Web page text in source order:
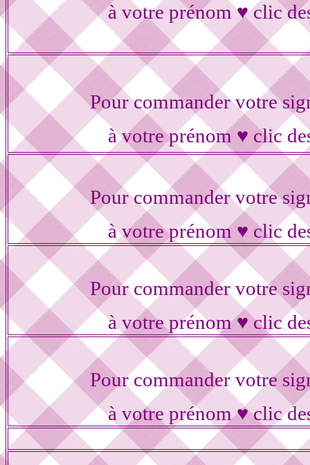
à votre prénom ♥ clic
Pour commander votre
à votre prénom ♥ clic
Pour commander votre
à votre prénom ♥ clic
Pour commander votre
à votre prénom ♥ clic
Pour commander votre
à votre prénom ♥ clic